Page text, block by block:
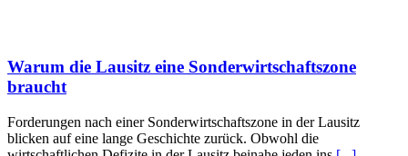
Warum die Lausitz eine Sonderwirtschaftszone
braucht
Forderungen nach einer Sonderwirtschaftszone in der Lausitz
blicken auf eine lange Geschichte zurück. Obwohl die